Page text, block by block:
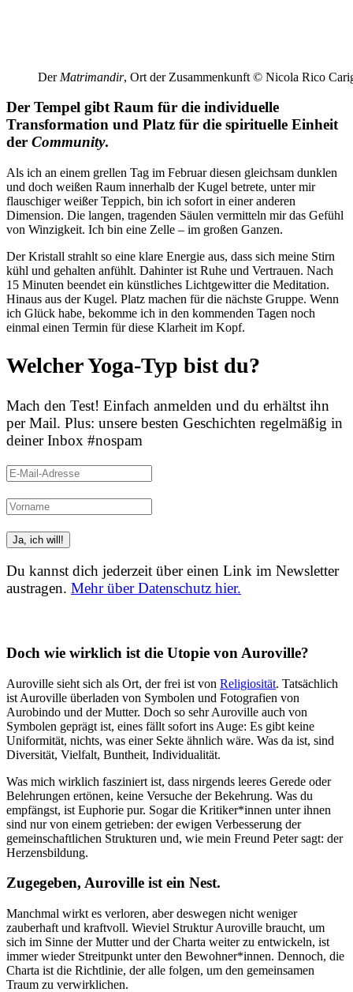
Der Matrimandir, Ort der Zusammenkunft © Nicola Rico
Der Tempel gibt Raum für die individuelle
Transformation und Platz für die spirituelle Einheit
der Community.
Als ich an einem grellen Tag im Februar diesen gleichsam dunklen
und doch weißen Raum innerhalb der Kugel betrete, unter mir
flauschiger weißer Teppich, bin ich sofort in einer anderen
Dimension. Die langen, tragenden Säulen vermitteln mir das Gefühl
von Winzigkeit. Ich bin eine Zelle – im großen Ganzen.
Der Kristall strahlt so eine klare Energie aus, dass sich meine Stirn
kühl und gehalten anfühlt. Dahinter ist Ruhe und Vertrauen. Nach
15 Minuten beendet ein künstliches Lichtgewitter die Meditation.
Hinaus aus der Kugel. Platz machen für die nächste Gruppe. Wenn
ich Glück habe, bekomme ich in den kommenden Tagen noch
einmal einen Termin für diese Klarheit im Kopf.
Welcher Yoga-Typ bist du?
Mach den Test! Einfach anmelden und du erhältst ihn
per Mail. Plus: unsere besten Geschichten regelmäßig in
deiner Inbox #nospam
Du kannst dich jederzeit über einen Link im Newsletter
austragen. Mehr über Datenschutz hier.
Doch wie wirklich ist die Utopie von Auroville?
Auroville sieht sich als Ort, der frei ist von Religiosität. Tatsächlich
ist Auroville überladen von Symbolen und Fotografien von
Aurobindo und der Mutter. Doch so sehr Auroville auch von
Symbolen geprägt ist, eines fällt sofort ins Auge: Es gibt keine
Uniformität, nichts, was einer Sekte ähnlich wäre. Was da ist, sind
Diversität, Vielfalt, Buntheit, Individualität.
Was mich wirklich fasziniert ist, dass nirgends leeres Gerede oder
Belehrungen ertönen, keine Versuche der Bekehrung. Was du
empfängst, ist Euphorie pur. Sogar die Kritiker*innen unter ihnen
sind nur von einem getrieben: der ewigen Verbesserung der
gemeinschaftlichen Strukturen und, wie mein Freund Peter sagt: der
Herzensbildung.
Zugegeben, Auroville ist ein Nest.
Manchmal wirkt es verloren, aber deswegen nicht weniger
zauberhaft und kraftvoll. Wieviel Struktur Auroville braucht, um
sich im Sinne der Mutter und der Charta weiter zu entwickeln, ist
immer wieder Streitpunkt unter den Bewohner*innen. Dennoch, die
Charta ist die Richtlinie, der alle folgen, um den gemeinsamen
Traum zu verwirklichen.